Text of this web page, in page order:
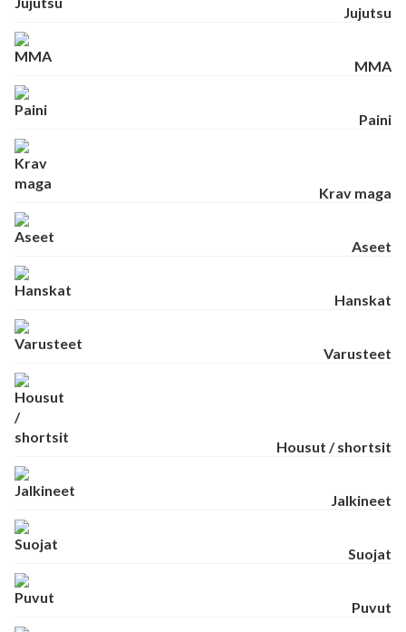
Jujutsu
MMA
Paini
Krav maga
Aseet
Hanskat
Varusteet
Housut / shortsit
Jalkineet
Suojat
Puvut